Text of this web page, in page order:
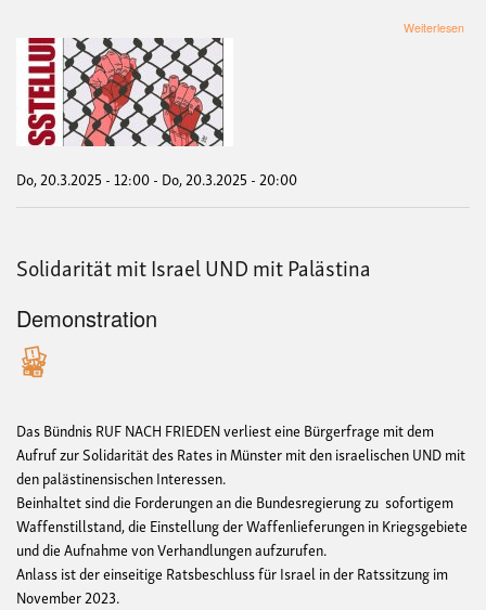
Weiterlesen
Do, 20.3.2025 - 12:00- Do, 20.3.2025 - 20:00
Solidarität mit Israel UND mit Palästina
Demonstration
Das Bündnis RUF NACH FRIEDEN verliest eine Bürgerfrage mit dem
Aufruf zur Solidarität des Rates in Münster mit den israelischen UND mit
den palästinensischen Interessen.
Beinhaltet sind die Forderungen an die Bundesregierung zu sofortigem
Waffenstillstand, die Einstellung der Waffenlieferungen in Kriegsgebiete
und die Aufnahme von Verhandlungen aufzurufen.
Anlass ist der einseitige Ratsbeschluss für Israel in der Ratssitzung im
November 2023.